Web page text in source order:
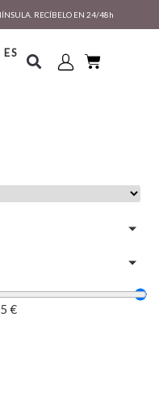
RECÍBELO EN 24/48h
ES
€